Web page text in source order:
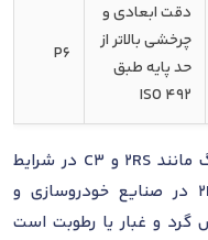
P6
دقت ابعادی و
چرخشی بالاتر از
حد پایه طبق
ISO 492
دو پسوند واقعی و پرکاربرد این بیرینگ مانند 2RS و C3 در شرایط
خاصی استفاده می شوند. پسوند 2RS در صنایع خودروسازی و
گرد و غبار یا رطوبت است